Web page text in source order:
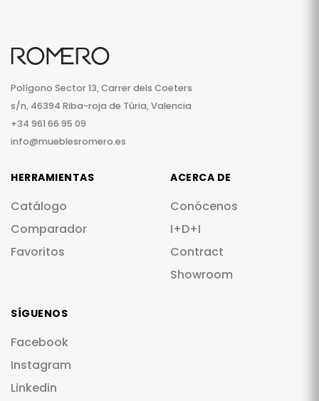
Polígono Sector 13, Carrer dels Coeters
s/n, 46394 Riba-roja de Túria, Valencia
+34 961 66 95 09
info@mueblesromero.es
HERRAMIENTAS
Catálogo
Comparador
Favoritos
ACERCA DE
Conócenos
I+D+I
Contract
Showroom
SÍGUENOS
Facebook
Instagram
Linkedin